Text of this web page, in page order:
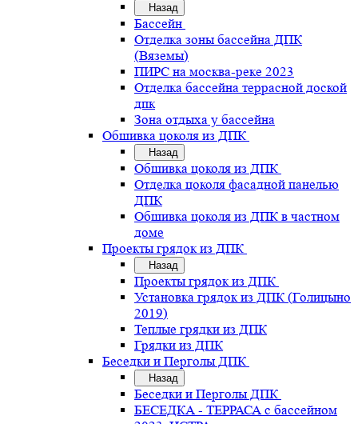
Назад
Бассейн
Отделка зоны бассейна ДПК
(Вяземы)
ПИРС на москва-реке 2023
Отделка бассейна террасной доской
дпк
Зона отдыха у бассейна
Обшивка цоколя из ДПК
Назад
Обшивка цоколя из ДПК
Отделка цоколя фасадной панелью
ДПК
Обшивка цоколя из ДПК в частном
доме
Проекты грядок из ДПК
Назад
Проекты грядок из ДПК
Установка грядок из ДПК (Голицыно
2019)
Теплые грядки из ДПК
Грядки из ДПК
Беседки и Перголы ДПК
Назад
Беседки и Перголы ДПК
БЕСЕДКА - ТЕРРАСА с бассейном